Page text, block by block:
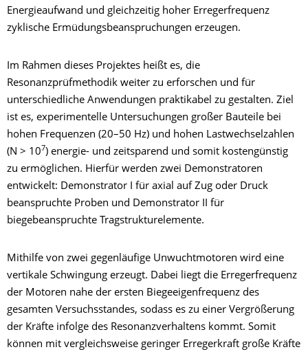
Energieaufwand und gleichzeitig hoher Erregerfrequenz
zyklische Ermüdungsbeanspruchungen erzeugen.
Im Rahmen dieses Projektes heißt es, die
Resonanzprüfmethodik weiter zu erforschen und für
unterschiedliche Anwendungen praktikabel zu gestalten. Ziel
ist es, experimentelle Untersuchungen großer Bauteile bei
hohen Frequenzen (20–50 Hz) und hohen Lastwechselzahlen
(N > 107) energie- und zeitsparend und somit kostengünstig
zu ermöglichen. Hierfür werden zwei Demonstratoren
entwickelt: Demonstrator I für axial auf Zug oder Druck
beanspruchte Proben und Demonstrator II für
biegebeanspruchte Tragstrukturelemente.
Mithilfe von zwei gegenläufige Unwuchtmotoren wird eine
vertikale Schwingung erzeugt. Dabei liegt die Erregerfrequenz
der Motoren nahe der ersten Biegeeigenfrequenz des
gesamten Versuchsstandes, sodass es zu einer Vergrößerung
der Kräfte infolge des Resonanzverhaltens kommt. Somit
können mit vergleichsweise geringer Erregerkraft große Kräfte